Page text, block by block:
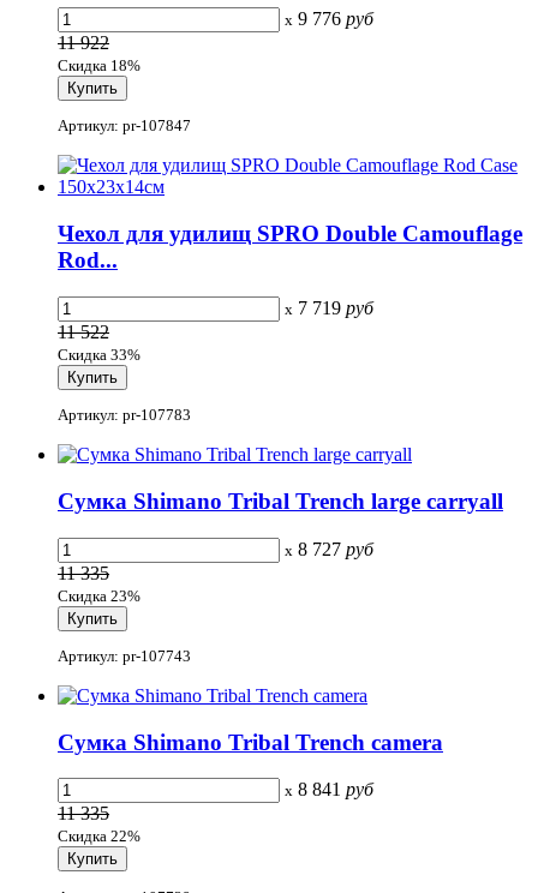
x 9 776 руб
11 922
Скидка 18%
Артикул: pr-107847
Чехол для удилищ SPRO Double Camouflage
Rod...
x 7 719 руб
11 522
Скидка 33%
Артикул: pr-107783
Сумка Shimano Tribal Trench large carryall
x 8 727 руб
11 335
Скидка 23%
Артикул: pr-107743
Сумка Shimano Tribal Trench camera
x 8 841 руб
11 335
Скидка 22%